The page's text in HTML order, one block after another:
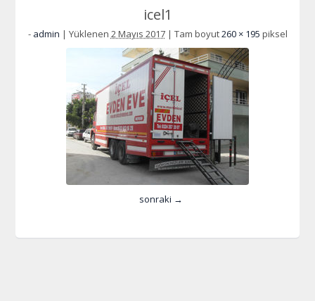
icel1
- admin | Yüklenen 2 Mayıs 2017 | Tam boyut260 × 195 piksel
sonraki →